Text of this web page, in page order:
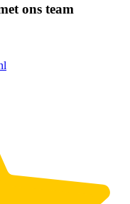
ons team